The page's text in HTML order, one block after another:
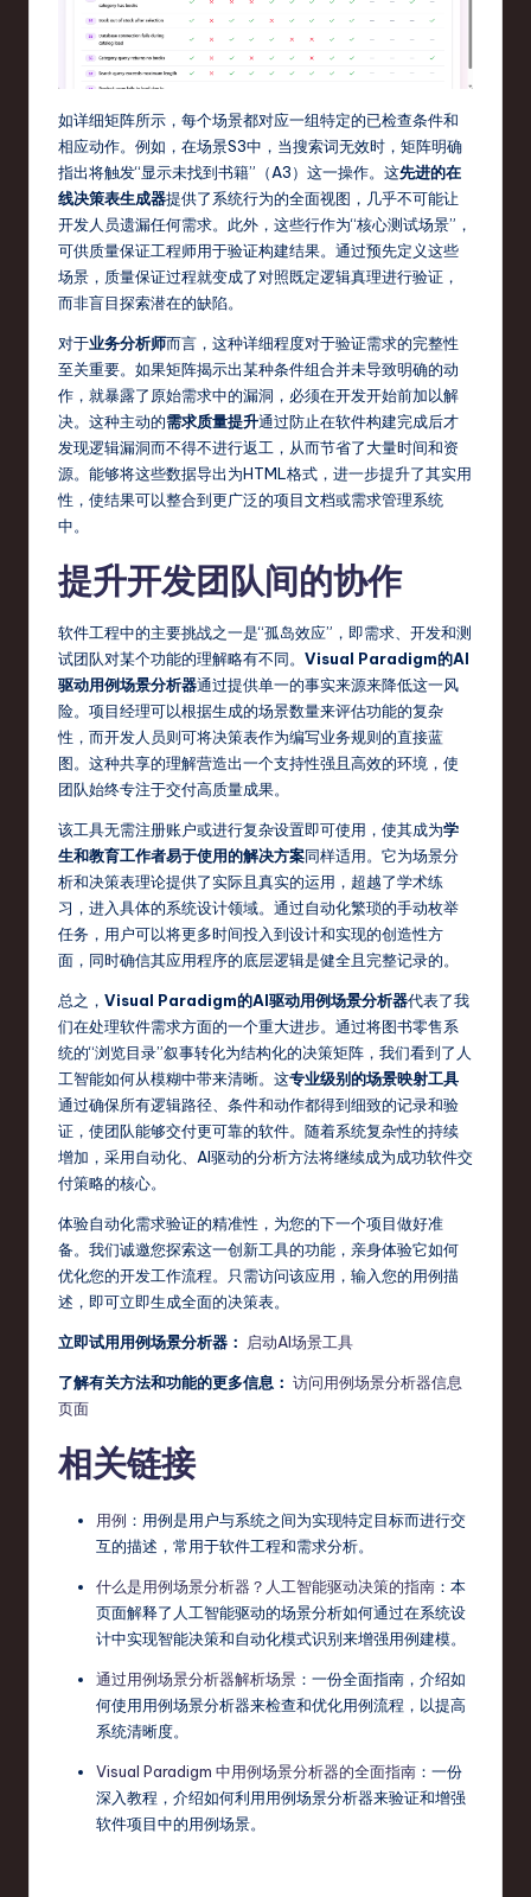
如详细矩阵所示，每个场景都对应一组特定的已检查条件和
相应动作。例如，在场景S3中，当搜索词无效时，矩阵明确
指出将触发“显示未找到书籍”（A3）这一操作。这先进的在
线决策表生成器提供了系统行为的全面视图，几乎不可能让
开发人员遗漏任何需求。此外，这些行作为“核心测试场景”，
可供质量保证工程师用于验证构建结果。通过预先定义这些
场景，质量保证过程就变成了对照既定逻辑真理进行验证，
而非盲目探索潜在的缺陷。
对于业务分析师而言，这种详细程度对于验证需求的完整性
至关重要。如果矩阵揭示出某种条件组合并未导致明确的动
作，就暴露了原始需求中的漏洞，必须在开发开始前加以解
决。这种主动的需求质量提升通过防止在软件构建完成后才
发现逻辑漏洞而不得不进行返工，从而节省了大量时间和资
源。能够将这些数据导出为HTML格式，进一步提升了其实用
性，使结果可以整合到更广泛的项目文档或需求管理系统
中。
提升开发团队间的协作
软件工程中的主要挑战之一是“孤岛效应”，即需求、开发和测
试团队对某个功能的理解略有不同。 Visual Paradigm的AI
驱动用例场景分析器通过提供单一的事实来源来降低这一风
险。项目经理可以根据生成的场景数量来评估功能的复杂
性，而开发人员则可将决策表作为编写业务规则的直接蓝
图。这种共享的理解营造出一个支持性强且高效的环境，使
团队始终专注于交付高质量成果。
该工具无需注册账户或进行复杂设置即可使用，使其成为学
生和教育工作者易于使用的解决方案同样适用。它为场景分
析和决策表理论提供了实际且真实的运用，超越了学术练
习，进入具体的系统设计领域。通过自动化繁琐的手动枚举
任务，用户可以将更多时间投入到设计和实现的创造性方
面，同时确信其应用程序的底层逻辑是健全且完整记录的。
总之， Visual Paradigm的AI驱动用例场景分析器代表了我
们在处理软件需求方面的一个重大进步。通过将图书零售系
统的“浏览目录”叙事转化为结构化的决策矩阵，我们看到了人
工智能如何从模糊中带来清晰。这专业级别的场景映射工具
通过确保所有逻辑路径、条件和动作都得到细致的记录和验
证，使团队能够交付更可靠的软件。随着系统复杂性的持续
增加，采用自动化、AI驱动的分析方法将继续成为成功软件交
付策略的核心。
体验自动化需求验证的精准性，为您的下一个项目做好准
备。我们诚邀您探索这一创新工具的功能，亲身体验它如何
优化您的开发工作流程。只需访问该应用，输入您的用例描
述，即可立即生成全面的决策表。
立即试用用例场景分析器： 启动AI场景工具
了解有关方法和功能的更多信息： 访问用例场景分析器信息
页面
相关链接
用例 ：用例是用户与系统之间为实现特定目标而进行交
互的描述，常用于软件工程和需求分析。
什么是用例场景分析器？人工智能驱动决策的指南 ：本
页面解释了人工智能驱动的场景分析如何通过在系统设
计中实现智能决策和自动化模式识别来增强用例建模。
通过用例场景分析器解析场景 ：一份全面指南，介绍如
何使用用例场景分析器来检查和优化用例流程，以提高
系统清晰度。
Visual Paradigm 中用例场景分析器的全面指南 ：一份
深入教程，介绍如何利用用例场景分析器来验证和增强
软件项目中的用例场景。